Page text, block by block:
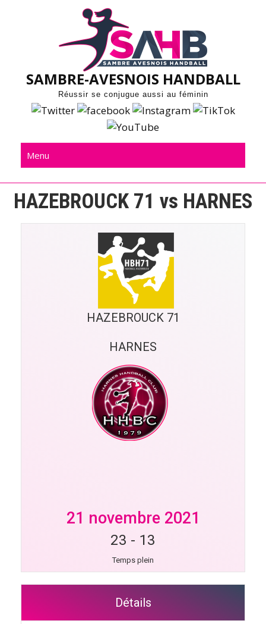
SAMBRE-AVESNOIS HANDBALL
Réussir se conjugue aussi au féminin
Menu
HAZEBROUCK 71 vs HARNES
HAZEBROUCK 71
HARNES
21 novembre 2021
23 - 13
Temps plein
Détails